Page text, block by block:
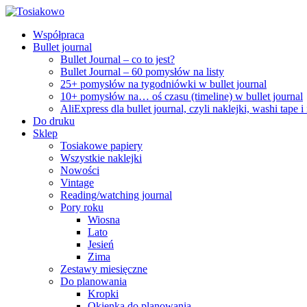
Współpraca
Bullet journal
Bullet Journal – co to jest?
Bullet Journal – 60 pomysłów na listy
25+ pomysłów na tygodniówki w bullet journal
10+ pomysłów na… oś czasu (timeline) w bullet journal
AliExpress dla bullet journal, czyli naklejki, washi tape i
Do druku
Sklep
Tosiakowe papiery
Wszystkie naklejki
Nowości
Vintage
Reading/watching journal
Pory roku
Wiosna
Lato
Jesień
Zima
Zestawy miesięczne
Do planowania
Kropki